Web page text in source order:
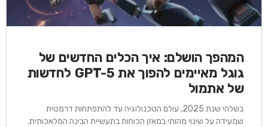
המהפך הושלם: איך הכלים החדשים של
גוגל מאיימים להפוך את GPT-5 לחדשות
של אתמול
בשלהי שנת 2025, עולם הטכנולוגיה עד להתפתחות דרמטית
שמעידה על שינוי מהותי במאזן הכוחות בתעשיית הבינה המלאכותית.